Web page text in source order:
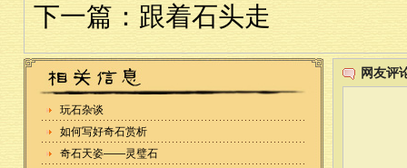
下一篇：跟着石头走
玩石杂谈
如何写好奇石赏析
奇石天姿——灵璧石
网友评